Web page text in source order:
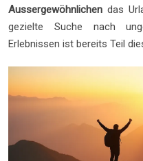
Aussergewöhnlichen das
gezielte Suche nach
Erlebnissen ist bereits Teil